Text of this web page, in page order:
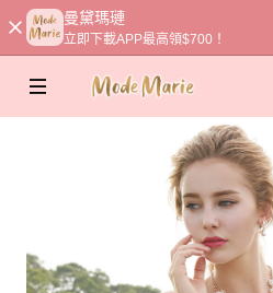
曼黛瑪璉
立即下載APP最高領$700！